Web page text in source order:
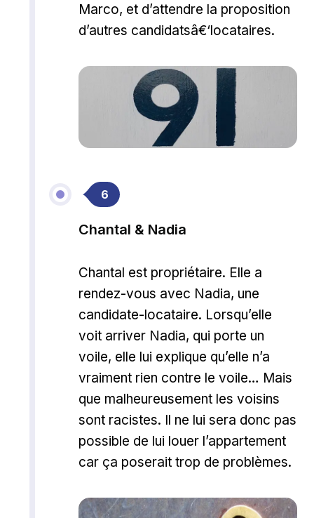
Marco, et d’attendre la proposition
d’autres candidatsâ€‘locataires.
6
Chantal & Nadia
Chantal est propriétaire. Elle a
rendez-vous avec Nadia, une
candidate-locataire. Lorsqu’elle
voit arriver Nadia, qui porte un
voile, elle lui explique qu’elle n’a
vraiment rien contre le voile… Mais
que malheureusement les voisins
sont racistes. Il ne lui sera donc pas
possible de lui louer l’appartement
car ça poserait trop de problèmes.